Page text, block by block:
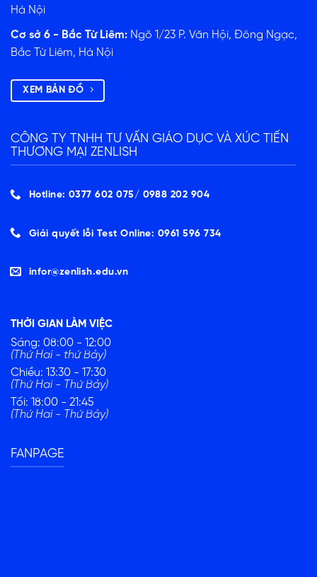
Hà Nội
Cơ sở 6 - Bắc Từ Liêm: Ngõ 1/23 P. Văn Hội, Đông Ngạc,
Bắc Từ Liêm, Hà Nội
XEM BẢN ĐỒ
CÔNG TY TNHH TƯ VẤN GIÁO DỤC VÀ XÚC TIẾN
THƯƠNG MẠI ZENLISH
Hotline: 0377 602 075/ ‭0988 202 904‬
Giải quyết lỗi Test Online: 0961 596 734
infor@zenlish.edu.vn
THỜI GIAN LÀM VIỆC
Sáng: 08:00 - 12:00
(Thứ Hai - thứ Bảy)
Chiều: 13:30 - 17:30
(Thứ Hai - Thứ Bảy)
Tối: 18:00 - 21:45
(Thứ Hai - Thứ Bảy)
FANPAGE